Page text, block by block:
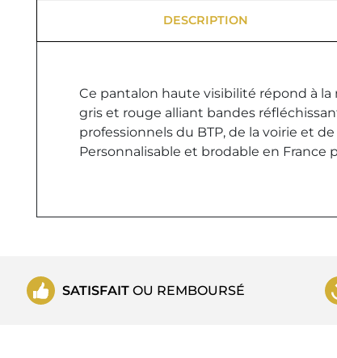
DESCRIPTION
Ce pantalon haute visibilité répond à la
gris et rouge alliant bandes
professionnels du BTP, de la voirie et
Personnalisable et brodable en
SATISFAIT OU REMBOURSÉ